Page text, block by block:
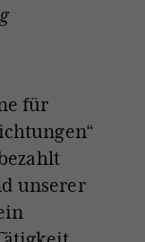
für
unserer